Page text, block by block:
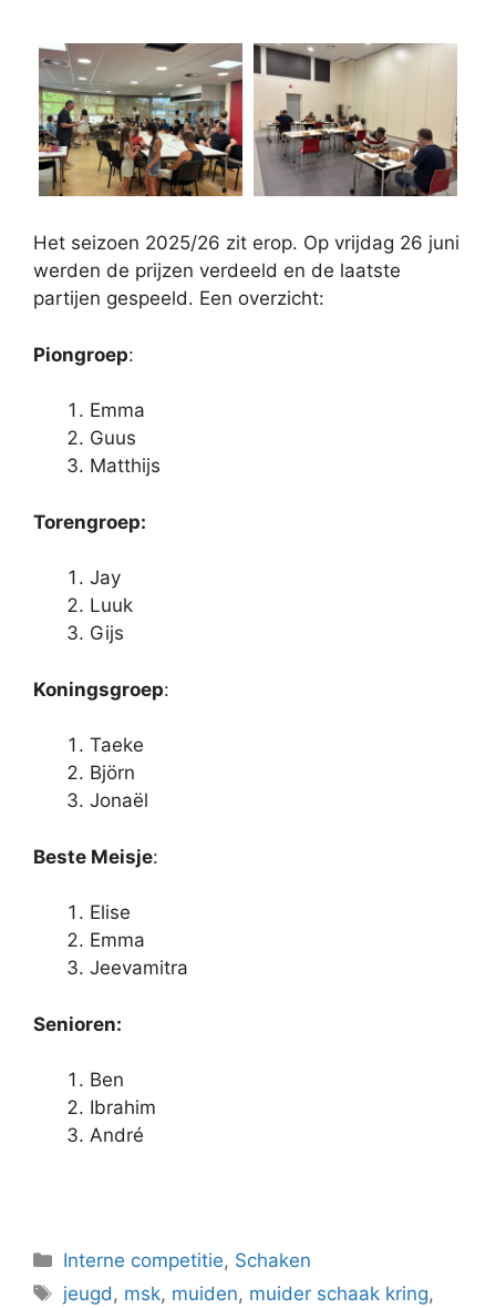
Het seizoen 2025/26 zit erop. Op vrijdag 26 juni
werden de prijzen verdeeld en de laatste
partijen gespeeld. Een overzicht:
Piongroep:
Emma
Guus
Matthijs
Torengroep:
Jay
Luuk
Gijs
Koningsgroep:
Taeke
Björn
Jonaël
Beste Meisje:
Elise
Emma
Jeevamitra
Senioren:
Ben
Ibrahim
André
Categorieën
Interne competitie, Schaken
Tags
jeugd , msk, muiden, muider schaak kring,